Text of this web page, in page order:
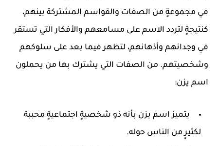
في مجموعةٍ من الصفات والقواسم المشتركة بينهم،
كنتيجةٍ لتردد الاسم على مسامعهم والأفكار التي تستقر
في وجدانهم وأذهانهم، لتظهر فيما بعد على سلوكهم
وشخصيتهم. من الصفات التي يشترك بها من يحملون
اسم يزن:
يتميز اسم يزن بأنه ذو شخصيةٍ اجتماعيةٍ محببة
لكثيرٍ من الناس حوله.